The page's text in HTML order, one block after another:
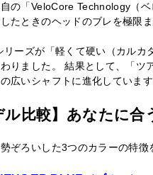
の「VeloCore Technology（
たときのヘッドのブレを極限ま
リーズが「軽くて硬い（カルカ
りました。 結果として、「ツ
広いシャフトに進化しています
ル比較】あなたに
ぞろいした3つのカラーの特徴